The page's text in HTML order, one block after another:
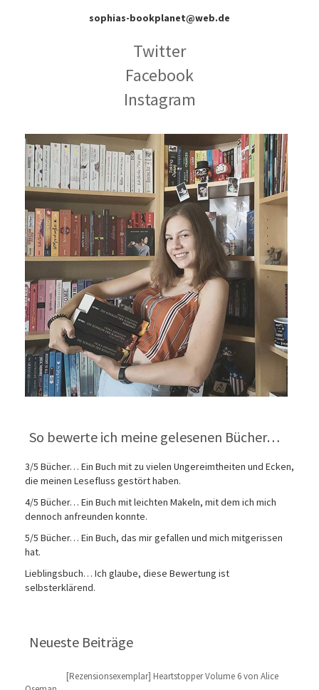
sophias-bookplanet@web.de
Twitter
Facebook
Instagram
So bewerte ich meine gelesenen Bücher…
3/5 Bücher… Ein Buch mit zu vielen Ungereimtheiten und Ecken,
die meinen Lesefluss gestört haben.
4/5 Bücher… Ein Buch mit leichten Makeln, mit dem ich mich
dennoch anfreunden konnte.
5/5 Bücher… Ein Buch, das mir gefallen und mich mitgerissen
hat.
Lieblingsbuch… Ich glaube, diese Bewertung ist
selbsterklärend.
Neueste Beiträge
[Rezensionsexemplar] Heartstopper Volume 6 von Alice